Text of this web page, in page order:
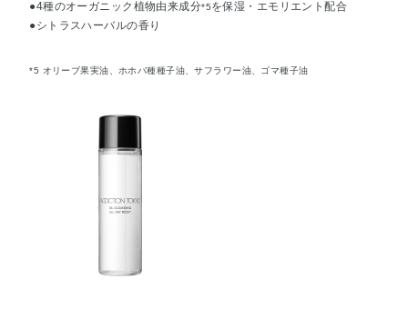
●4種のオーガニック植物由来成分*5を保湿・エモリエント配合
●シトラスハーバルの香り
*5 オリーブ果実油、ホホバ種種子油、サフラワー油、ゴマ種子油